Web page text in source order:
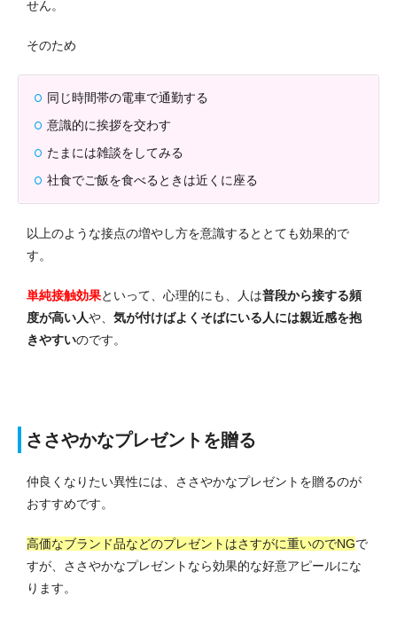
せん。
そのため
同じ時間帯の電車で通勤する
意識的に挨拶を交わす
たまには雑談をしてみる
社食でご飯を食べるときは近くに座る
以上のような接点の増やし方を意識するととても効果的で
す。
単純接触効果といって、心理的にも、人は普段から接する頻
度が高い人や、 気が付けばよくそばにいる人には親近感を抱
きやすいのです。
ささやかなプレゼントを贈る
仲良くなりたい異性には、ささやかなプレゼントを贈るのが
おすすめです。
高価なブランド品などのプレゼントはさすがに重いのでNGで
すが、ささやかなプレゼントなら効果的な好意アピールにな
ります。